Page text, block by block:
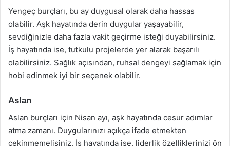
Yengeç burçları, bu ay duygusal olarak daha hassas
olabilir. Aşk hayatında derin duygular yaşayabilir,
sevdiğinizle daha fazla vakit geçirme isteği duyabilirsiniz.
İş hayatında ise, tutkulu projelerde yer alarak başarılı
olabilirsiniz. Sağlık açısından, ruhsal dengeyi sağlamak için
hobi edinmek iyi bir seçenek olabilir.
Aslan
Aslan burçları için Nisan ayı, aşk hayatında cesur adımlar
atma zamanı. Duygularınızı açıkça ifade etmekten
çekinmemelisiniz. İş hayatında ise, liderlik özelliklerinizi ön